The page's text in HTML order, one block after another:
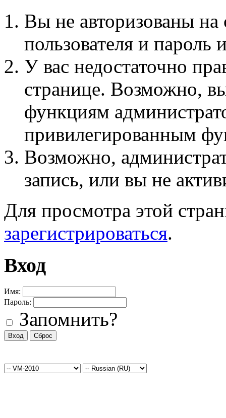
Вы не авторизованы на
пользователя и пароль
У вас недостаточно
странице. Возможно,
функциям
привилегированным
Возможно,
запись, или вы не
Для просмотра этой
зарегистрироваться.
Вход
Имя:
Пароль:
Запомнить?